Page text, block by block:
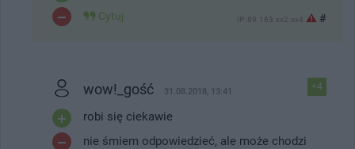
Cytuj IP: 89.163.xx2.xx4 #
+4
wow!_gość 31.08.2018, 13:41
robi się ciekawie
nie śmiem odpowiedzieć, ale może chodzi